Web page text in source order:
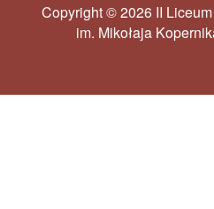
Copyright © 2026 II
im. Mikołaja